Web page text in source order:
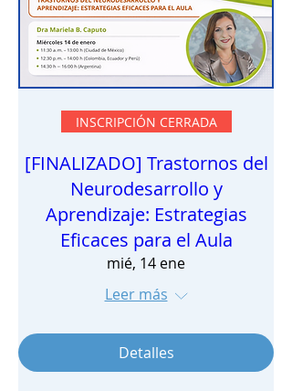
INSCRIPCIÓN CERRADA
[FINALIZADO] Trastornos del
Neurodesarrollo y
Aprendizaje: Estrategias
Eficaces para el Aula
mié, 14 ene
Leer más
Detalles